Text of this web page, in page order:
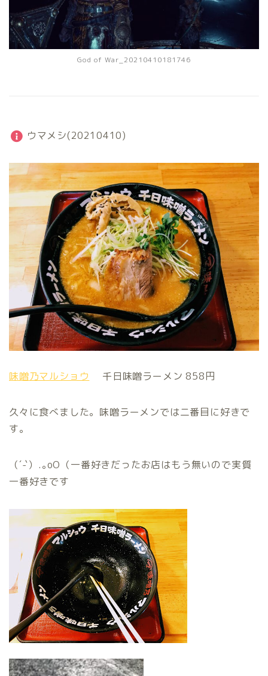
God of War_20210410181746
ウマメシ(20210410)
味噌乃マルショウ 千日味噌ラーメン 858円
久々に食べました。味噌ラーメンでは二番目に好きで
す。
（´-`）.｡oO（一番好きだったお店はもう無いので実質
一番好きです